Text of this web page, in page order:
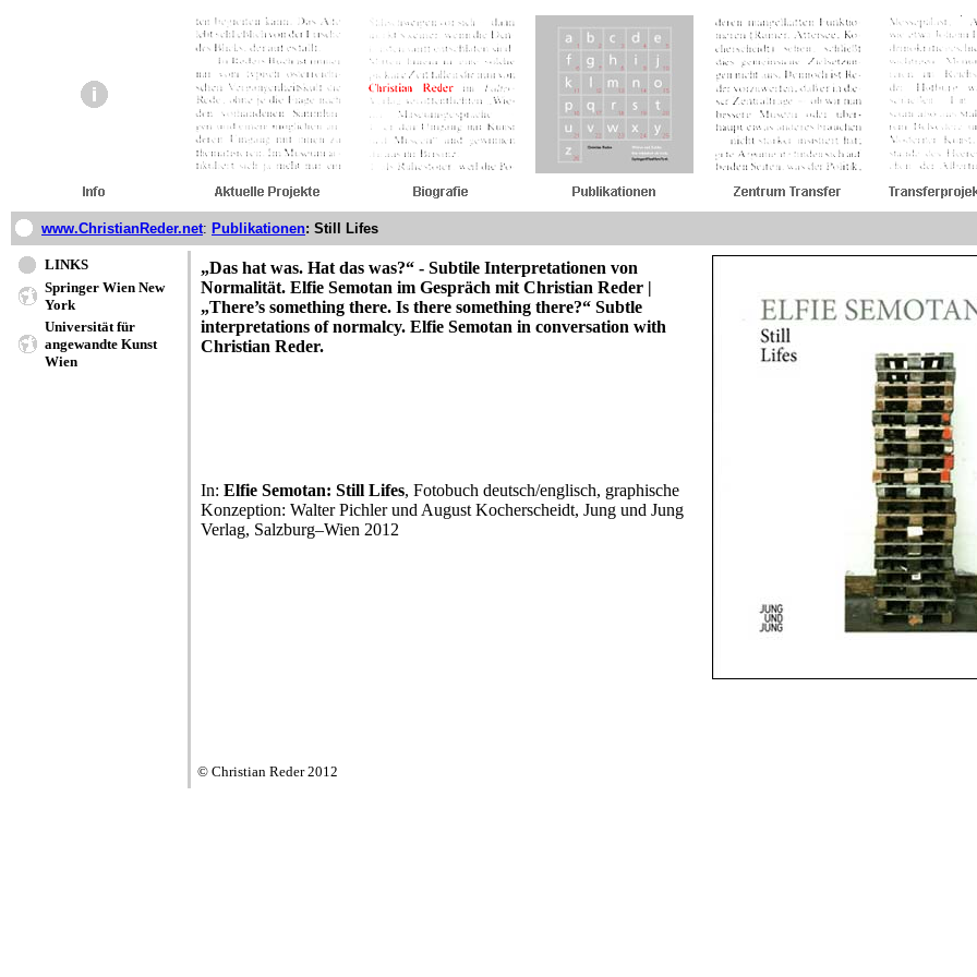
www.ChristianReder.net: Publikationen: Still Lifes
LINKS
Springer Wien New
York
Universität für
angewandte Kunst
Wien
„Das hat was. Hat das was?“ - Subtile Interpretationen von
Normalität. Elfie Semotan im Gespräch mit Christian Reder |
„There’s something there. Is there something there?“ Subtle
interpretations of normalcy. Elfie Semotan in conversation with
Christian Reder.
In: Elfie Semotan: Still Lifes, Fotobuch deutsch/englisch, graphische
Konzeption: Walter Pichler und August Kocherscheidt, Jung und Jung
Verlag, Salzburg–Wien 2012
© Christian Reder 2012